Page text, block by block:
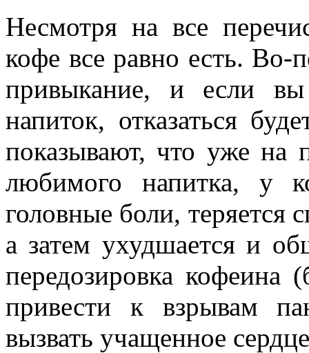
Несмотря на все
кофе все равно есть.
привыкание, и если вы
напиток, отказаться
показывают, что уже на
любимого напитка, у
головные боли, теряется
а затем ухудшается и
передозировка
привести к взрывам
вызвать учащенное